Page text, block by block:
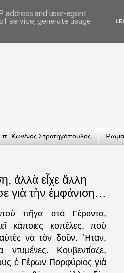
π. Κων/νος Στρατηγόπουλος
ἀλλὰ εἶχε ἄλλη
γιὰ τὴν ἐμφάνιση…
πῆγα στὸ Γέροντα,
κάποιες κοπέλες, ποὺ
αὐτὲς νὰ τὸν δοῦν. Ἦταν,
Κουβεντίαζε,
ὁ Γέρων Πορφύριος γιὰ
address and user-agent
service, generate usage